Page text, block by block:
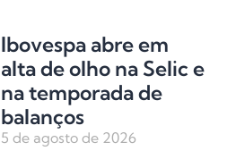
Ibovespa abre em
alta de olho na Selic e
na temporada de
balanços
5 de agosto de 2026